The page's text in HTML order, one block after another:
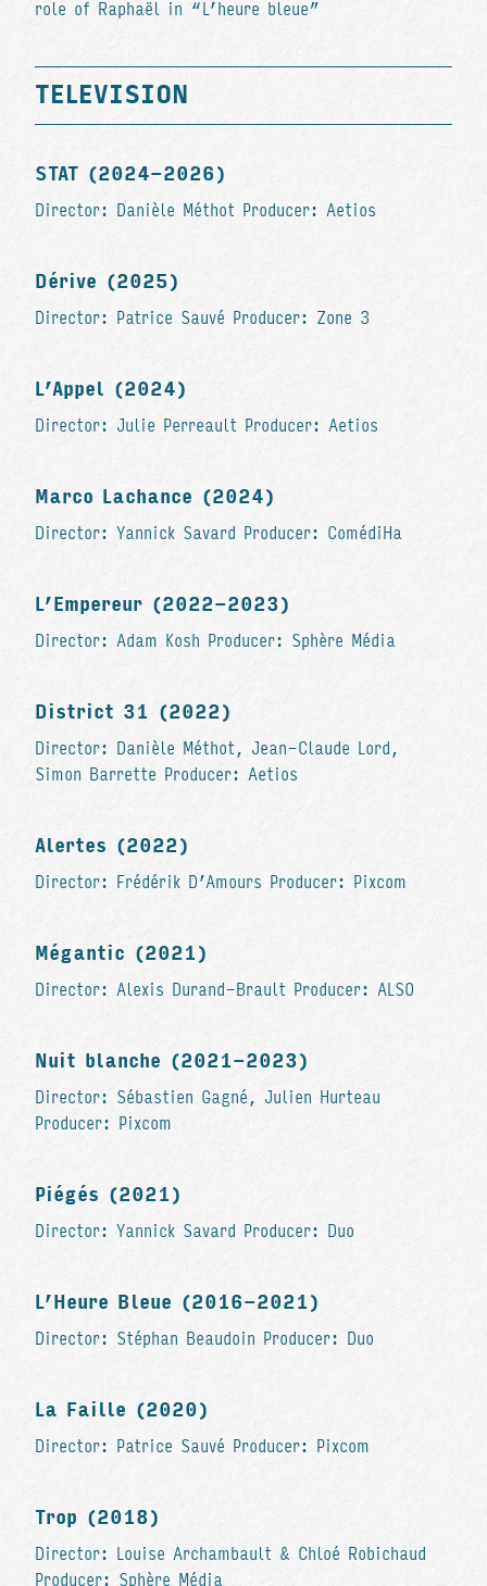
role of Raphaël in “L’heure bleue”
TELEVISION
STAT (2024-2026)
Director: Danièle Méthot Producer: Aetios
Dérive (2025)
Director: Patrice Sauvé Producer: Zone 3
L’Appel (2024)
Director: Julie Perreault Producer: Aetios
Marco Lachance (2024)
Director: Yannick Savard Producer: ComédiHa
L’Empereur (2022-2023)
Director: Adam Kosh Producer: Sphère Média
District 31 (2022)
Director: Danièle Méthot, Jean-Claude Lord,
Simon Barrette Producer: Aetios
Alertes (2022)
Director: Frédérik D’Amours Producer: Pixcom
Mégantic (2021)
Director: Alexis Durand-Brault Producer: ALSO
Nuit blanche (2021-2023)
Director: Sébastien Gagné, Julien Hurteau
Producer: Pixcom
Piégés (2021)
Director: Yannick Savard Producer: Duo
L’Heure Bleue (2016-2021)
Director: Stéphan Beaudoin Producer: Duo
La Faille (2020)
Director: Patrice Sauvé Producer: Pixcom
Trop (2018)
Director: Louise Archambault & Chloé Robichaud
Producer: Sphère Média